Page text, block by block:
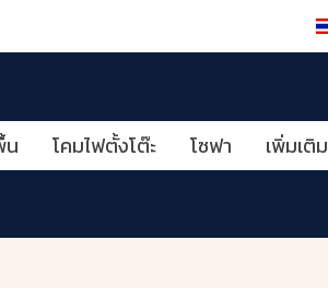
น โคมไฟตั้งโต๊ะ โซฟา เพิ่มเติม